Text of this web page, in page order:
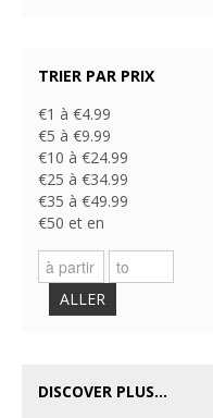
TRIER PAR PRIX
€1 à €4.99
€5 à €9.99
€10 à €24.99
€25 à €34.99
€35 à €49.99
€50 et en
ALLER
DISCOVER PLUS...